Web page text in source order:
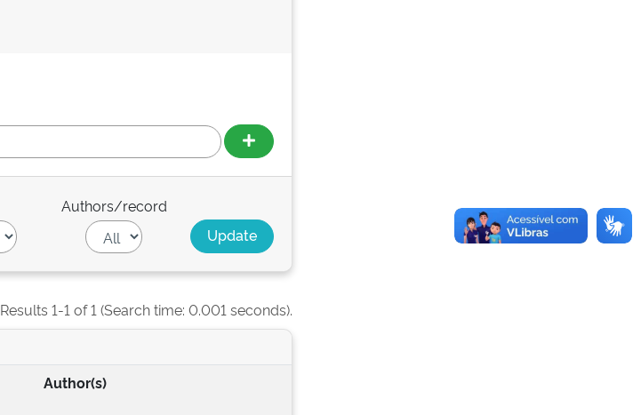
Authors/record
Results 1-1 of 1 (Search time: 0.001 seconds).
Author(s)